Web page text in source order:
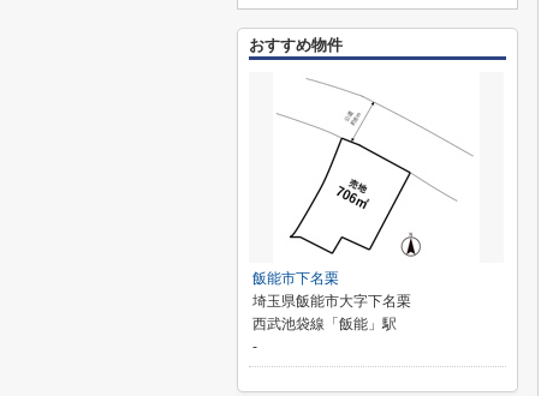
おすすめ物件
飯能市下名栗
埼玉県飯能市大字下名栗
西武池袋線「飯能」駅
-